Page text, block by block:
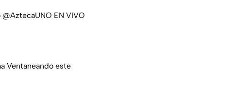
@AztecaUNO EN VIVO
Ventaneando este